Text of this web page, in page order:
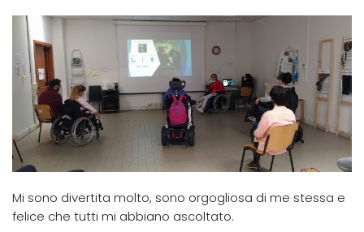
Mi sono divertita molto, sono orgogliosa di me stessa e
felice che tutti mi abbiano ascoltato.